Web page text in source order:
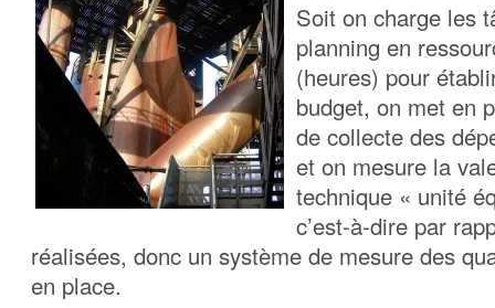
Soit on charge les
planning en
(heures) pour
budget, on met en
de collecte des
et on mesure la
technique « unité
c’est-à-dire par
réalisées, donc un système de mesure des
en place.